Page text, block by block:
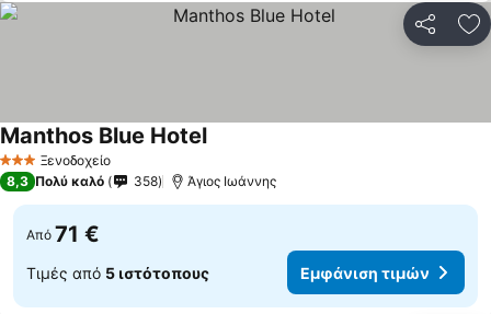
3 ΑστέριαΞενοδοχείο
Manthos Blue Hotel
8,3 Πολύ καλό 358 Άγιος Ιωάννης
Από 71 €
Τιμές από 5 ιστότοπους Εμφάνιση τιμών